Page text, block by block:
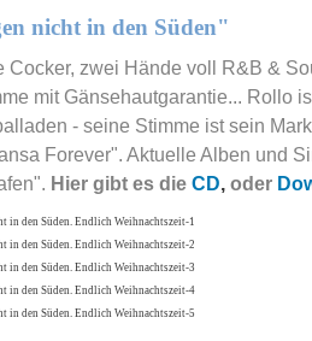
nicht in den Süden"
Cocker, zwei Hände voll R&B &
mit Gänsehautgarantie... Rollo
- seine Stimme ist sein
Forever". Aktuelle Alben und
Hier gibt es die CD,oder